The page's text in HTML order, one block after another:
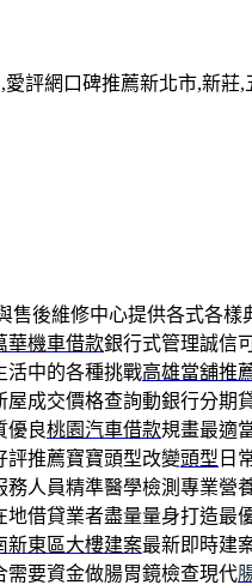
評網口碑推薦新北市,新莊
售後維修中心提供各式各樣
華機車借款銀行式管理誠信
活中的各種挑戰高雄當舖推
屋成交價格查詢動銀行分期
優良桃園汽車借款規畫最適
評推薦寶寶頭型改變頭型 日
務人員精準醫學檢測專業營
地借貸業者盡量量身打造最
新東區大樓建案最新即時建
要資金做腸胃鏡檢查現代